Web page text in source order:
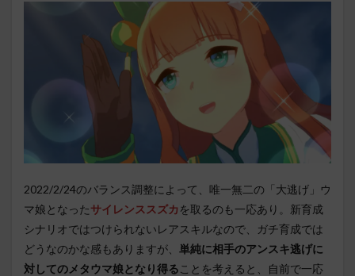
2022/2/24のバランス調整によって、唯一無二の「大逃げ」ウ
マ娘となったサイレンススズカ を取るのも一応あり。新育成
シナリオではつけられないレアスキルなので、ガチ育成では
どうなのかな感もありますが、 単純に相手のアンスキ逃げに
対してのメタウマ娘となり得る ことを考えると、自前で一応